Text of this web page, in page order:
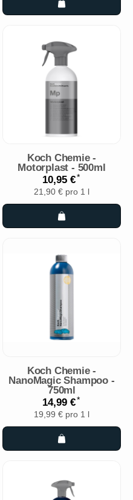
Koch Chemie -
Motorplast - 500ml
10,95 €*
21,90 € pro 1 l
Koch Chemie -
NanoMagic Shampoo -
750ml
14,99 €*
19,99 € pro 1 l